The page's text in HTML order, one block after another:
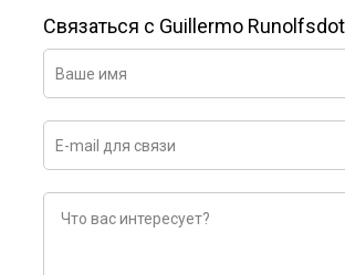
Связаться с Guillermo